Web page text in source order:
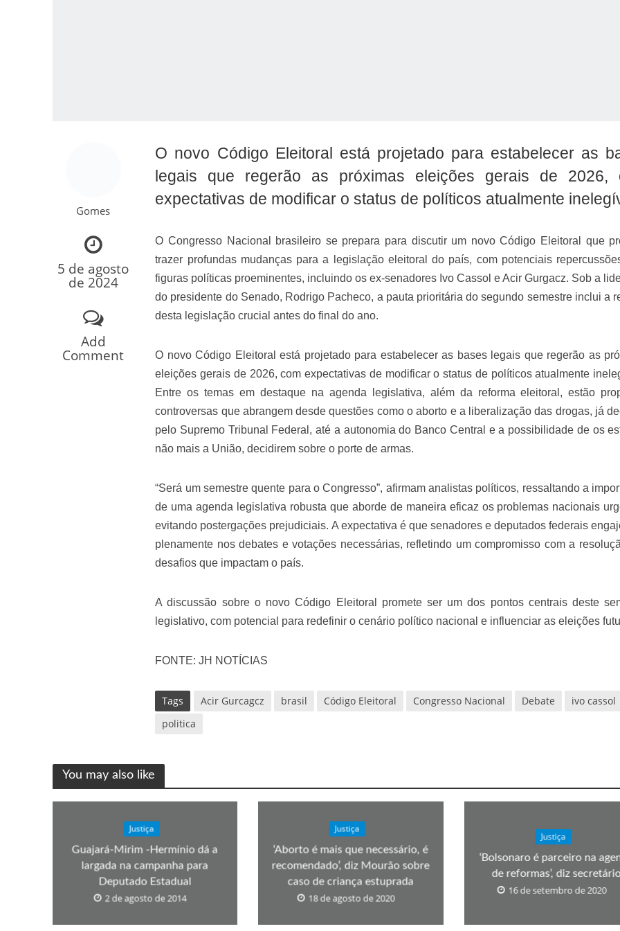
Como o Cachorrinho Kong ajudou o Imperador Dom Pedro I na Independência do Brasil
Os segredos não revelados do livro de apocalipse
FILME: Como um Monjolo salvou a vida de Flechinha, o bebe coelho – Vídeo em Português mais
Gomes
5 de agosto
de 2024
Add
Comment
O novo Código Eleitoral está projetado para estabelecer as
legais que regerão as próximas eleições gerais de 2026,
expectativas de modificar o status de políticos atualmente
O Congresso Nacional brasileiro se prepara para discutir um novo Código Eleitoral que
trazer profundas mudanças para a legislação eleitoral do país, com potenciais
figuras políticas proeminentes, incluindo os ex-senadores Ivo Cassol e Acir Gurgacz. Sob a
do presidente do Senado, Rodrigo Pacheco, a pauta prioritária do segundo semestre inclui a
desta legislação crucial antes do final do ano.
O novo Código Eleitoral está projetado para estabelecer as bases legais que regerão as
eleições gerais de 2026, com expectativas de modificar o status de políticos atualmente
Entre os temas em destaque na agenda legislativa, além da reforma eleitoral, estão
controversas que abrangem desde questões como o aborto e a liberalização das drogas, já
pelo Supremo Tribunal Federal, até a autonomia do Banco Central e a possibilidade de os
não mais a União, decidirem sobre o porte de armas.
“Será um semestre quente para o Congresso”, afirmam analistas políticos, ressaltando a
de uma agenda legislativa robusta que aborde de maneira eficaz os problemas nacionais
evitando postergações prejudiciais. A expectativa é que senadores e deputados federais
plenamente nos debates e votações necessárias, refletindo um compromisso com a
desafios que impactam o país.
A discussão sobre o novo Código Eleitoral promete ser um dos pontos centrais deste
legislativo, com potencial para redefinir o cenário político nacional e influenciar as eleições
FONTE: JH NOTÍCIAS
Tags Acir Gurcagcz brasil Código Eleitoral Congresso Nacional Debate
ivo cassol
politica
You may also like
Justiça
Guajará-Mirim -Hermínio dá a
largada na campanha para
Deputado Estadual
2 de agosto de 2014
Justiça
‘Aborto é mais que necessário, é
recomendado’, diz Mourão sobre
caso de criança estuprada
18 de agosto de 2020
Justiça
‘Bolsonaro é parceiro na
de reformas’, diz
16 de setembro de 2020